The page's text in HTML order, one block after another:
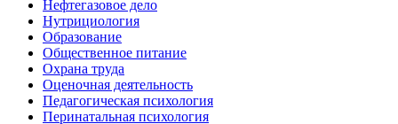
Нефтегазовое дело
Нутрициология
Образование
Общественное питание
Охрана труда
Оценочная деятельность
Педагогическая психология
Перинатальная психология